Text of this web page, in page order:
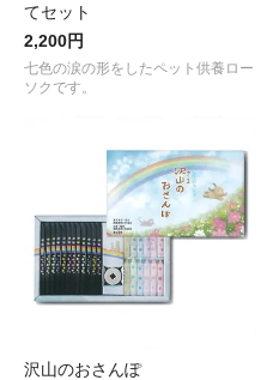
てセット
2,200円
七色の涙の形をしたペット供養ロー
ソクです。
沢山のおさんぽ